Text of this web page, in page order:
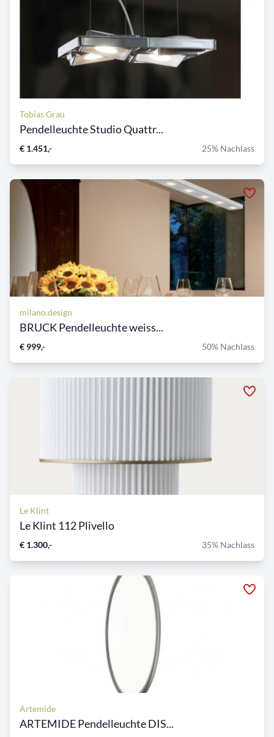
Tobias Grau
Pendelleuchte Studio Quattr...
€ 1.451,- 25% Nachlass
milano.design
BRUCK Pendelleuchte weiss...
€ 999,- 50% Nachlass
Le Klint
Le Klint 112 Plivello
€ 1.300,- 35% Nachlass
Artemide
ARTEMIDE Pendelleuchte DIS...